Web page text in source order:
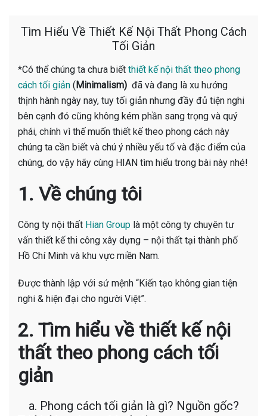
Tìm Hiểu Về Thiết Kế Nội Thất Phong Cách
Tối Giản
*Có thể chúng ta chưa biết thiết kế nội thất theo phong
cách tối giản (Minimalism) đã và đang là xu hướng
thịnh hành ngày nay, tuy tối giản nhưng đầy đủ tiện nghi
bên cạnh đó cũng không kém phần sang trọng và quý
phái, chính vì thế muốn thiết kế theo phong cách này
chúng ta cần biết và chú ý nhiều yếu tố và đặc điểm của
chúng, do vậy hãy cùng HIAN tìm hiểu trong bài này nhé!
1. Về chúng tôi
Công ty nội thất Hian Group là một công ty chuyên tư
vấn thiết kế thi công xây dựng – nội thất tại thành phố
Hồ Chí Minh và khu vực miền Nam.
Được thành lập với sứ mệnh “Kiến tạo không gian tiện
nghi & hiện đại cho người Việt”.
2. Tìm hiểu về thiết kế nội
thất theo phong cách tối
giản
a. Phong cách tối giản là gì? Nguồn gốc?